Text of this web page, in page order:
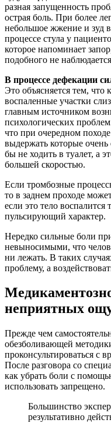
разная запущенность
острая боль. При более
небольшое жжение и зуд
процессе стула у
которое напоминает
подобного не
В процессе дефекации
Это объясняется тем,
воспаленные участки
главным источником
психологических
что при очередном
выдержать которые
бы не ходить в туалет, а
большей скоростью.
Если тромбозные
то в заднем проходе
если это тело воспалится
пульсирующий характер.
Нередко сильные боли
невыносимыми, что
ни лежать. В таких
проблему, а
неприятных
Прежде чем
обезболивающей
проконсультироваться с
После разговора со
как убрать боли с
использовать запрещено.
Большинство
результативно